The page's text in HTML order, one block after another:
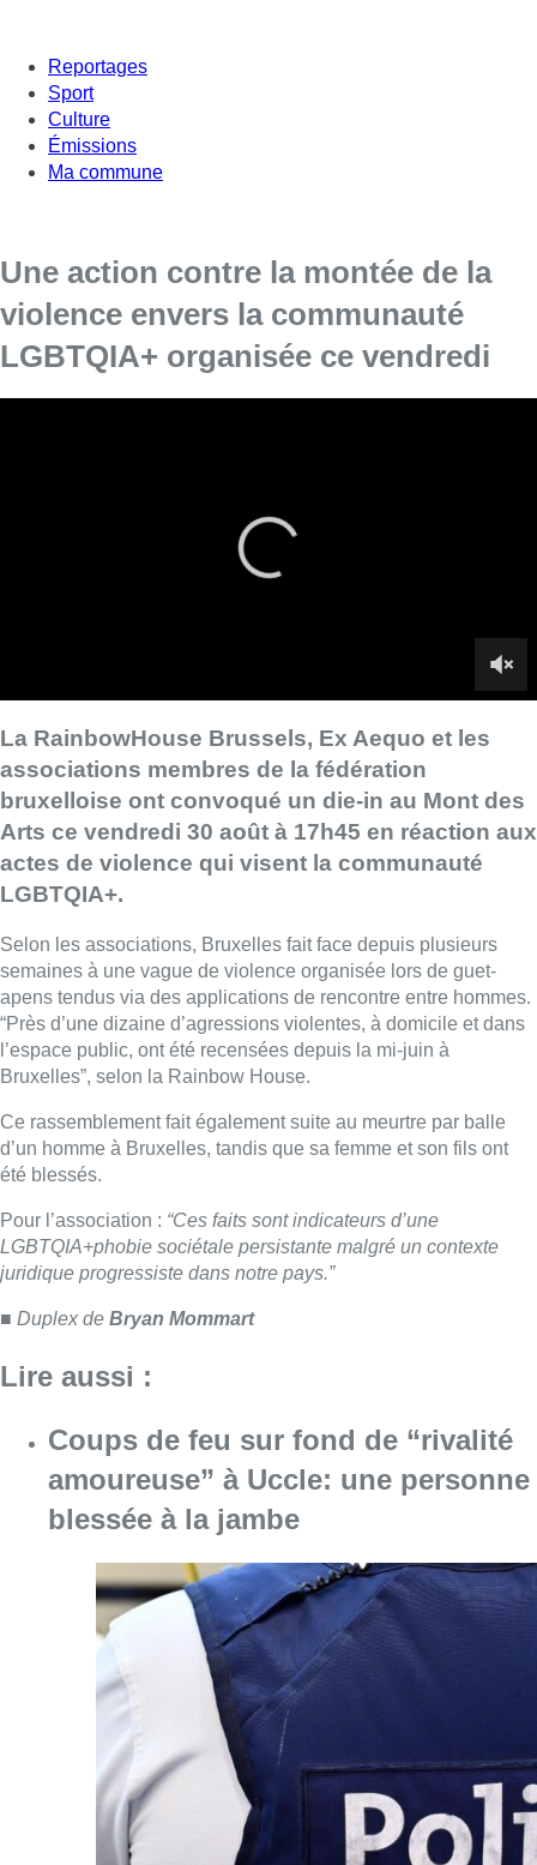
Reportages
Sport
Culture
Émissions
Ma commune
Une action contre la montée de la
violence envers la communauté
LGBTQIA+ organisée ce vendredi
actes de violence qui visent la communauté
apens tendus via des applications de rencontre entre hommes.
“Près d’une dizaine d’agressions violentes, à domicile et dans
l’espace public, ont été recensées depuis la mi-juin à
Bruxelles”, selon la Rainbow House.
Ce rassemblement fait également suite au meurtre par balle
d’un homme à Bruxelles, tandis que sa femme et son fils ont
été blessés.
Pour l’association :
juridique progressiste dans notre pays.”
■ Duplex deBryan Mommart
Lire aussi :
Coups de feu sur fond de “rivalité
amoureuse” à Uccle: une personne
08 août 2026 Consulter l'article "Coups de feu sur fond
Pizza Nizar: un coup de pub
inattendu grâce à l’IA